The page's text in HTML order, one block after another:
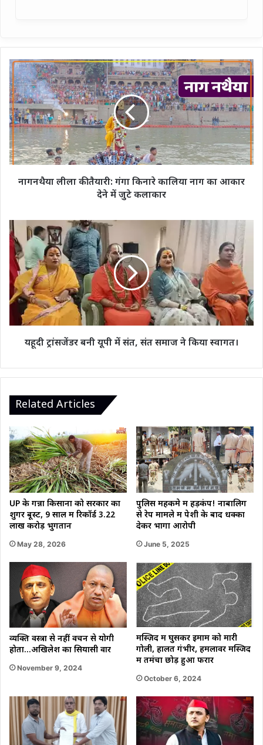
नागनथैया
लीला
की
तैयारी:
गंगा
किनारे
कालिया
नाग
का
कलाकार
नागनथैया लीला की तैयारी: गंगा किनारे कालिया नाग का आकार
देने में जुटे कलाकार
यहूदी
ट्रांसजेंडर
बनी
यूपी
में
संत,
संत
समाज
ने
स्वागत।यहूदी ट्रांसजेंडर बनी यूपी में संत, संत समाज ने किया स्वागत।
Related Articles
UP के गन्ना किसानों को सरकार का
शुगर बूस्ट, 9 साल में रिकॉर्ड 3.22
लाख करोड़ भुगतान
May 28, 2026
पुलिस महकमे में हड़कंप! नाबालिग
से रेप मामले में पेशी के बाद धक्का
देकर भागा आरोपी
June 5, 2025
व्यक्ति वस्त्रों से नहीं वचन से योगी
होता…अखिलेश का सियासी वार
November 9, 2024
मस्ज़िद में घुसकर इमाम को मारी
गोली, हालत गंभीर, हमलावर मस्जिद
में तमंचा छोड़ हुआ फरार
October 6, 2024